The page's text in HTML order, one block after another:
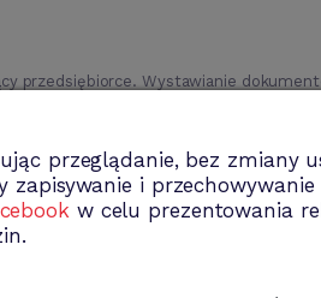
przedsiębiorce. Wystawianie
przeglądanie, bez zmiany
i
w celu prezentowania